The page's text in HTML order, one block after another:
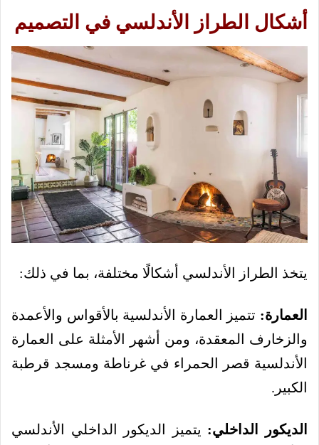
أشكال الطراز الأندلسي في التصميم
يتخذ الطراز الأندلسي أشكالًا مختلفة، بما في ذلك:
العمارة: تتميز العمارة الأندلسية بالأقواس والأعمدة
والزخارف المعقدة، ومن أشهر الأمثلة على العمارة
الأندلسية قصر الحمراء في غرناطة ومسجد قرطبة
الكبير.
الديكور الداخلي: يتميز الديكور الداخلي الأندلسي